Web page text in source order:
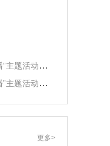
全国青少年科普阅读行动“科学星主播”主题活动之江泓老师领读
全国青少年科普阅读行动“科学星主播”主题活动之尹传红老师领读
更多>